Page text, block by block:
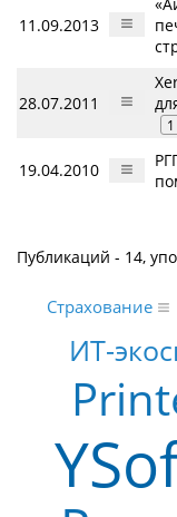
11.09.2013
28.07.2011
1
19.04.2010
Публикаций - 14,
ИТ-
Страхование